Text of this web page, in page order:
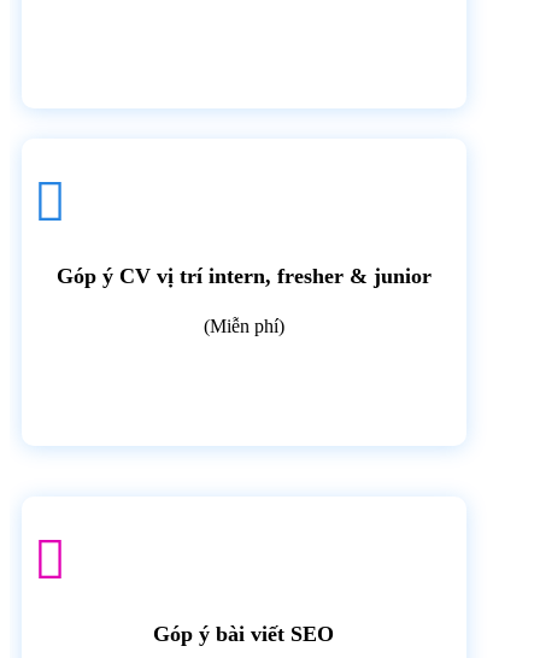

Góp ý CV vị trí intern, fresher & junior
(Miễn phí)

Góp ý bài viết SEO